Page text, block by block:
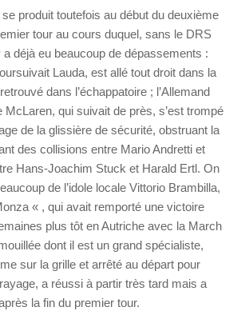
produit toutefois au début du deuxième
tour au cours duquel, sans le DRS
a déjà eu beaucoup de dépassements :
Lauda, est allé tout droit dans la
dans l’échappatoire ; l’Allemand
qui suivait de près, s’est trompé
de la glissière de sécurité, obstruant la
des collisions entre Mario Andretti et
Hans-Joachim Stuck et Harald Ertl. On
de l’idole locale Vittorio Brambilla,
« , qui avait remporté une victoire
plus tôt en Autriche avec la March
dont il est un grand spécialiste,
sur la grille et arrêté au départ pour
a réussi à partir très tard mais a
la fin du premier tour.